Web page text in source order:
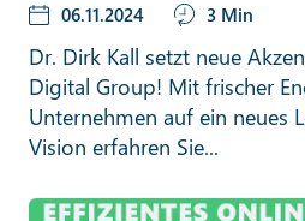
06.11.2024 3 Min
Dr. Dirk Kall setzt neue
Digital Group! Mit frischer
Unternehmen auf ein neues
Vision erfahren Sie...